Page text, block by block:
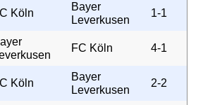
Köln
Bayer
Leverkusen
1-1
FC Köln 4-1
Köln
Bayer
Leverkusen
2-2